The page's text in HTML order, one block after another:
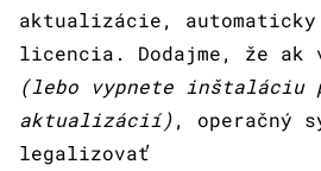
aktualizácie,
licencia. Dodajme, že
(lebo vypnete inštaláciu
aktualizácií), operačný
legalizovať